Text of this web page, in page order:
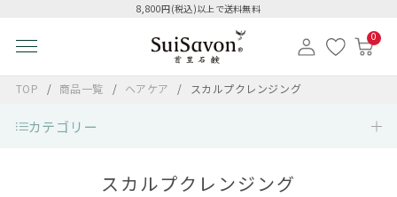
8,800円(税込)以上で送料無料
0
TOP 商品一覧 ヘアケア スカルプクレンジング
カテゴリー
スカルプクレンジング